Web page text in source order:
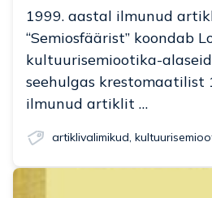
1999. aastal ilmunud
“Semiosfäärist” koondab
kultuurisemiootika-
seehulgas krestomaatilist
ilmunud artiklit …
artiklivalimikud,